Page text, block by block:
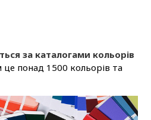
за каталогами кольорів
понад 1500 кольорів та